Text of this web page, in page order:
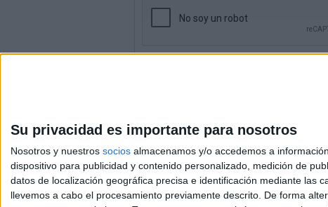
Su privacidad es importante para nosotros
Nosotros y nuestros socios almacenamos y/o accedemos a
dispositivo para publicidad y contenido personalizado, medición de
datos de localización geográfica precisa e identificación mediante las
llevemos a cabo el procesamiento previamente descrito. De formaAviso